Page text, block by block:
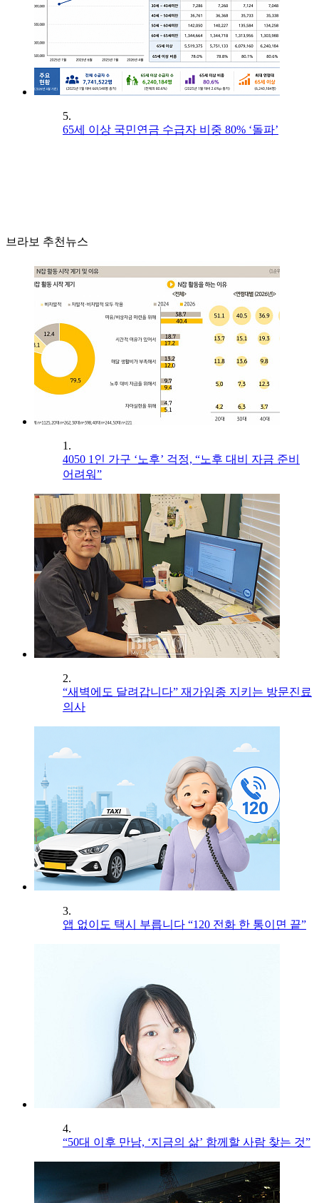
5.
65세 이상 국민연금 수급자 비중 80% ‘돌파’
브라보 추천뉴스
1.
4050 1인 가구 ‘노후’ 걱정, “노후 대비 자금 준비
어려워”
2.
“새벽에도 달려갑니다” 재가임종 지키는 방문진료
의사
3.
앱 없이도 택시 부릅니다 “120 전화 한 통이면 끝”
4.
“50대 이후 만남, ‘지금의 삶’ 함께할 사람 찾는 것”